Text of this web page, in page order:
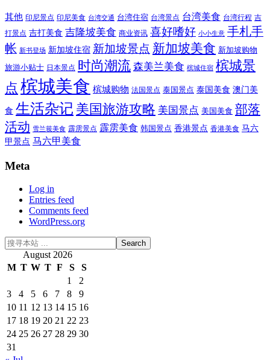
其他 印尼景点 印尼美食 台湾交通 台湾住宿 台湾景点 台湾美食 台湾行程 吉
打景点 吉打美食 吉隆坡美食 商业资讯 喜好嗜好 小小生意 手札手
帐 新书登场 新加坡住宿 新加坡景点 新加坡美食 新加坡购物
旅游小贴士 日本景点 时尚潮流 森美兰美食 槟城住宿 槟城景
点 槟城美食 槟城购物 法国景点 泰国景点 泰国美食 澳门美
食 生活杂记 美国旅游攻略 美国景点 美国美食 部落
活动 雪兰莪美食 霹雳景点 霹雳美食 韩国景点 香港景点 香港美食 马六
甲景点 马六甲美食
Footer
Meta
Log in
Entries feed
Comments feed
WordPress.org
搜
本
...
August 2026
M T W T F S
S
1
2
3
4 5 6 7 8
9
10 11 12 13 14 15 16
17 18 19 20 21 22 23
24 25 26 27 28 29 30
31